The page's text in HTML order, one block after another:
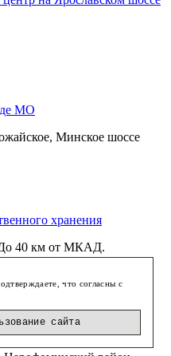
МО
Минское шоссе
хранения
До 40 км от МКАД.
Запад.
районе
что согласны с
сайта